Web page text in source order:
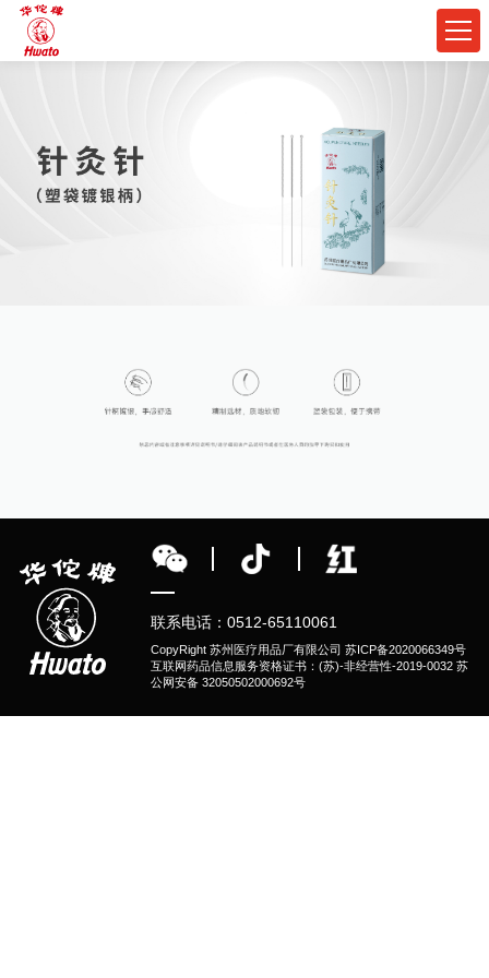
联系电话：0512-65110061
CopyRight 苏州医疗用品厂有限公司 苏ICP备2020066349号
互联网药品信息服务资格证书：(苏)-非经营性-2019-0032 苏
公网安备 32050502000692号